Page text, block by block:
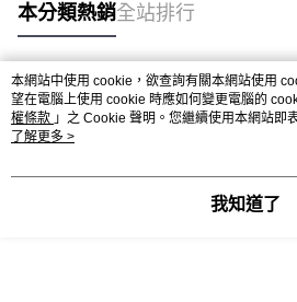
本分類熱銷全站排行
熱門標籤
本網站中使用 cookie，欲查詢有關本網站使用
望在電腦上使用 cookie 時應如何變更電腦的
權條款 」之 Cookie 聲明。您繼續使用本網站即
用條款之 Cookie 聲明使用 cookie。
了解更多 >
我知道了